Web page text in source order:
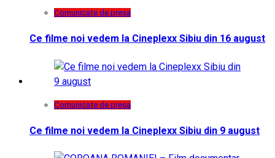
Comunicate de presa
Ce filme noi vedem la Cineplexx Sibiu din 16 august
Comunicate de presa
Ce filme noi vedem la Cineplexx Sibiu din 9 august